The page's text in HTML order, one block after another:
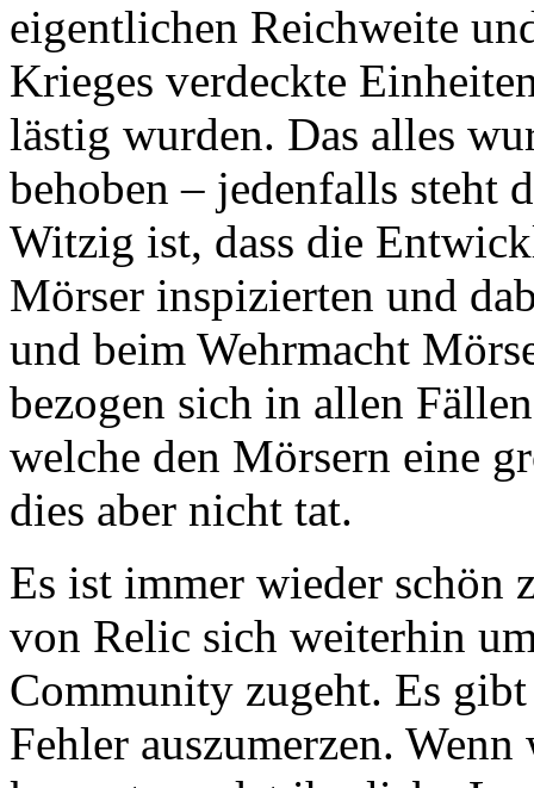
eigentlichen Reichweite
Krieges verdeckte
lästig wurden. Das alles
behoben – jedenfalls steht
Witzig ist, dass die
Mörser inspizierten und
und beim Wehrmacht
bezogen sich in allen
welche den Mörsern eine
dies aber nicht tat.
Es ist immer wieder schön
von Relic sich weiterhin
Community zugeht. Es
Fehler auszumerzen.